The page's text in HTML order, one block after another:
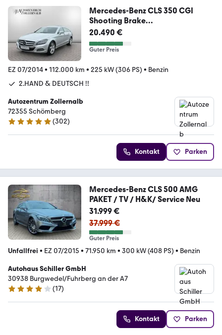
Mercedes-Benz CLS 350 CGI
Shooting Brake
*2.HAND*DISTR*H&R*ILS
20.490 €
Guter Preis
EZ 07/2014• 112.000 km • 225 kW (306 PS) • Benzin
2.HAND & DEUTSCH !!
Autozentrum Zollernalb
72355 Schömberg
4.9 Sterne
(302)
Kontakt Parken
Mercedes-Benz CLS 500 AMG
PAKET / TV / H&K/ Service Neu
31.999 €
37.999 €
Guter Preis
Unfallfrei • EZ 07/2015 • 71.950 km • 300 kW (408 PS) • Benzin
Autohaus Schiller GmbH
30938 Burgwedel/Fuhrberg an der A7
4 Sterne
(17)
Kontakt Parken